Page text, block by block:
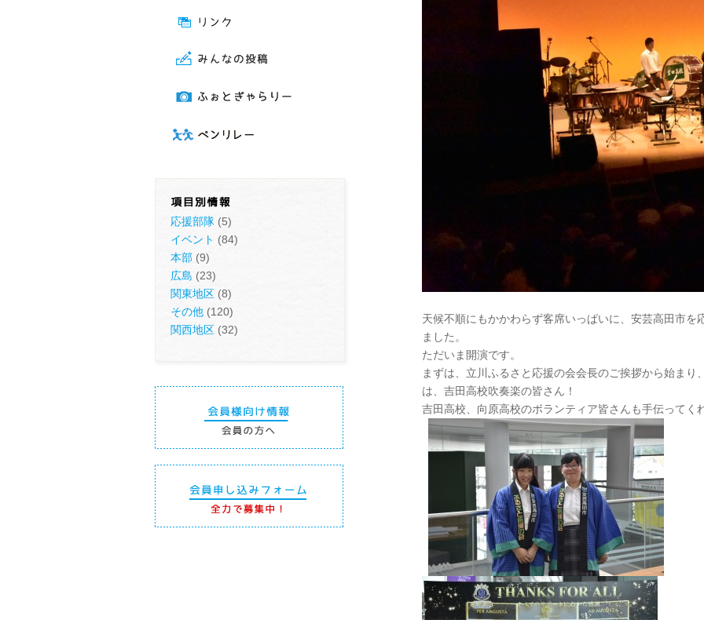
応援部隊 (5)
イベント (84)
本部 (9)
広島 (23)
関東地区 (8)
その他 (120)
関西地区 (32)
天候不順にもかかわらず客席いっぱいに、安芸高田市を
ました。
ただいま開演です。
まずは、立川ふるさと応援の会会長のご挨拶から始ま
は、吉田高校吹奏楽の皆さん！
吉田高校、向原高校のボランティア皆さんも手伝ってく